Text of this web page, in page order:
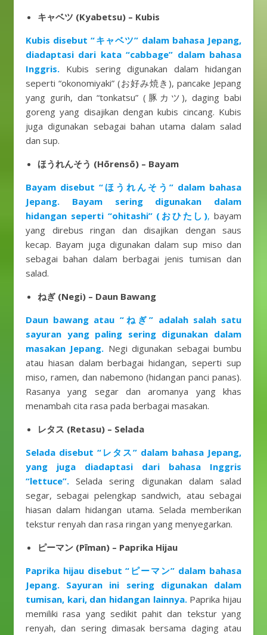
キャベツ (Kyabetsu) – Kubis
Kubis disebut “キャベツ” dalam bahasa Jepang,
diadaptasi dari kata “cabbage” dalam bahasa
Inggris. Kubis sering digunakan dalam hidangan
seperti “okonomiyaki” (お好み焼き), pancake Jepang
yang gurih, dan “tonkatsu” (豚カツ), daging babi
goreng yang disajikan dengan kubis cincang. Kubis
juga digunakan sebagai bahan utama dalam salad
dan sup.
ほうれんそう (Hōrensō) – Bayam
Bayam disebut “ほうれんそう” dalam bahasa
Jepang. Bayam sering digunakan dalam
hidangan seperti “ohitashi” (おひたし),bayam
yang direbus ringan dan disajikan dengan saus
kecap. Bayam juga digunakan dalam sup miso dan
sebagai bahan dalam berbagai jenis tumisan dan
salad.
ねぎ (Negi) – Daun Bawang
Daun bawang atau “ねぎ” adalah salah satu
sayuran yang paling sering digunakan dalam
masakan Jepang. Negi digunakan sebagai bumbu
atau hiasan dalam berbagai hidangan, seperti sup
miso, ramen, dan nabemono (hidangan panci panas).
Rasanya yang segar dan aromanya yang khas
menambah cita rasa pada berbagai masakan.
レタス (Retasu) – Selada
Selada disebut “レタス” dalam bahasa Jepang,
yang juga diadaptasi dari bahasa Inggris
“lettuce”. Selada sering digunakan dalam salad
segar, sebagai pelengkap sandwich, atau sebagai
hiasan dalam hidangan utama. Selada memberikan
tekstur renyah dan rasa ringan yang menyegarkan.
ピーマン (Pīman) – Paprika Hijau
Paprika hijau disebut “ピーマン” dalam bahasa
Jepang. Sayuran ini sering digunakan dalam
tumisan, kari, dan hidangan lainnya.Paprika hijau
memiliki rasa yang sedikit pahit dan tekstur yang
renyah, dan sering dimasak bersama daging atau